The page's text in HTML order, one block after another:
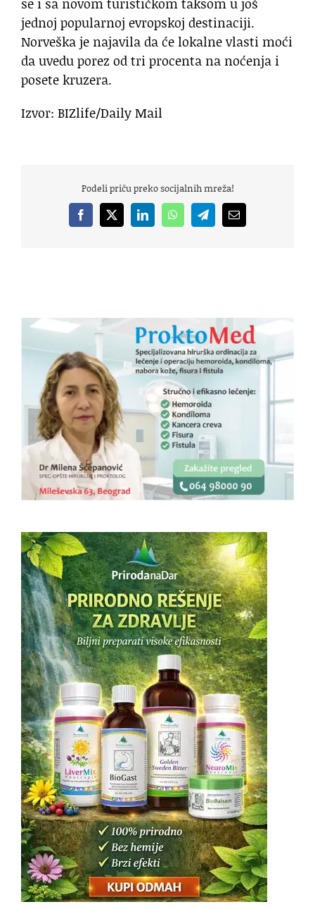
jednoj popularnoj evropskoj destinaciji.
Norveška je najavila da će lokalne vlasti moći
da uvedu porez od tri procenta na noćenja i
posete kruzera.
Izvor: BIZlife/Daily Mail
Podeli priču preko socijalnih mreža!
Facebook
X LinkedInWhatsAppTelegramEmail